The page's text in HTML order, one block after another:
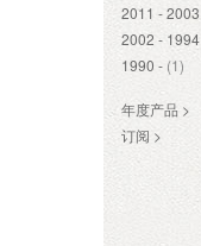
2011 - 2003
2002 - 1994
1990 - (1)
年度产品 >
订阅 >